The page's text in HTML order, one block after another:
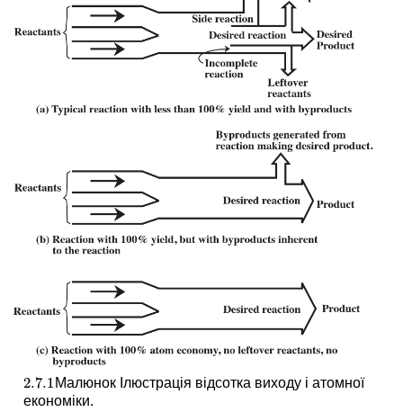
2.7.1
2.7.1 Малюнок Ілюстрація відсотка виходу і атомної
економіки.